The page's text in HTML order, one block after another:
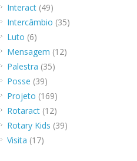
Interact (49)
Intercâmbio (35)
Luto (6)
Mensagem (12)
Palestra (35)
Posse (39)
Projeto (169)
Rotaract (12)
Rotary Kids (39)
Visita (17)